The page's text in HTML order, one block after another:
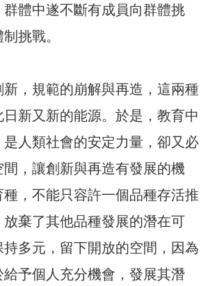
群體中遂不斷有成員向群體挑
挑戰。
，規範的崩解與再造，這兩種
新又新的能源。於是，教育中
人類社會的安定力量，卻又必
，讓創新與再造有發展的機
，不能只容許一個品種存活推
放棄了其他品種發展的潛在可
多元，留下開放的空間，因為
予個人充分機會，發展其潛